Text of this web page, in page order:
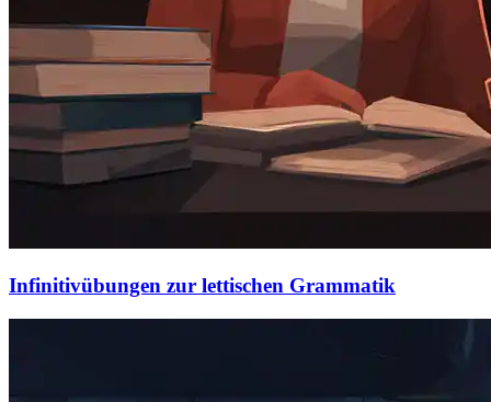
Infinitivübungen zur lettischen Grammatik